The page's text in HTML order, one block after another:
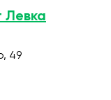
Левка
49